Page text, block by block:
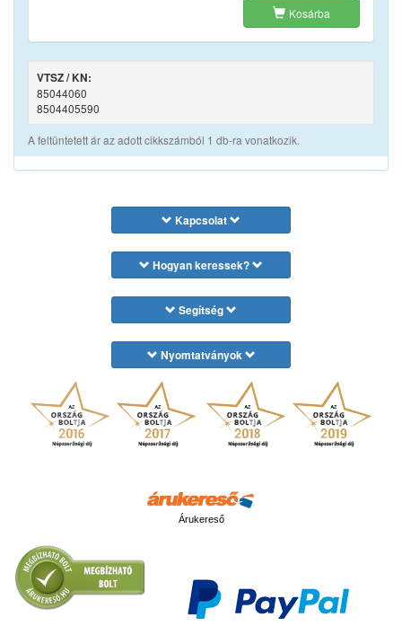
Kosárba
VTSZ / KN:
85044060
8504405590
A feltüntetett ár az adott cikkszámból 1 db-ra vonatkozik.
Kapcsolat
Hogyan keressek?
Segítség
Nyomtatványok
Árukereső